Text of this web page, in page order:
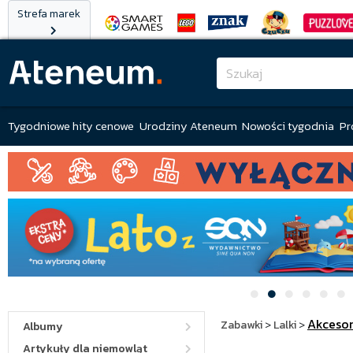
Strefa marek
Tygodniowe hity cenowe Urodziny Ateneum Nowości tygodnia
Albumy
Artykuły dla niemowląt
Zabawki>Lalki>